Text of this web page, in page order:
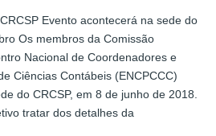
Evento acontecerá na sede do
Os membros da Comissão
Nacional de Coordenadores e
Ciências Contábeis (ENCPCCC)
do CRCSP, em 8 de junho de 2018.
tratar dos detalhes da